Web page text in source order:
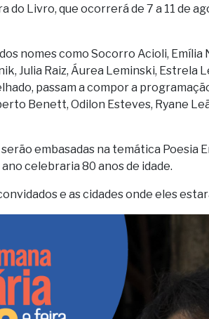
do Livro, que ocorrerá de 7 a 11 de
nomes como Socorro Acioli, Emília
Julia Raiz, Áurea Leminski, Estrela
passam a compor a
Benett, Odilon Esteves, Ryane
serão embasadas na temática Poesia
celebraria 80 anos de idade.
e as cidades onde eles